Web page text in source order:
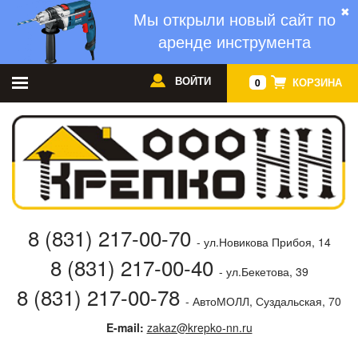
✖
Мы открыли новый сайт по
аренде инструмента
0 КОРЗИНА
ВОЙТИ
8 (831) 217-00-70 - ул.Новикова Прибоя, 14
8 (831) 217-00-40 - ул.Бекетова, 39
8 (831) 217-00-78 - АвтоМОЛЛ, Суздальская, 70
E-mail: zakaz@krepko-nn.ru